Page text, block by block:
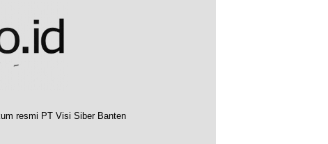
resmi PT Visi Siber Banten